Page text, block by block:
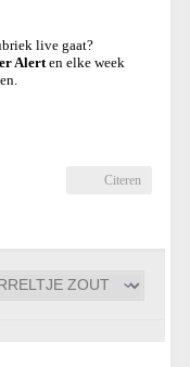
live gaat?
Alert en elke week
Citeren